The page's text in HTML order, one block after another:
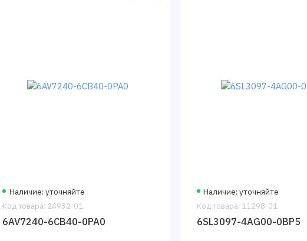
Наличие: уточняйте
Код товара: 24932-01
6AV7240-6CB40-0PA0
Наличие: уточняйте
Код товара: 11298-01
6SL3097-4AG00-0BP5